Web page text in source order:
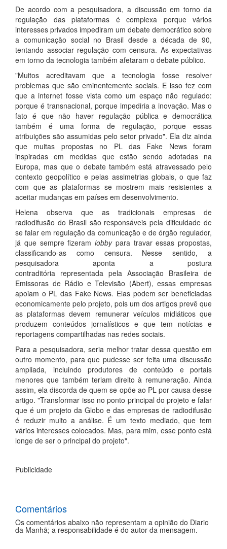
De acordo com a pesquisadora, a discussão em torno da
regulação das plataformas é complexa porque vários
interesses privados impediram um debate democrático sobre
a comunicação social no Brasil desde a década de 90,
tentando associar regulação com censura. As expectativas
em torno da tecnologia também afetaram o debate público.
"Muitos acreditavam que a tecnologia fosse resolver
problemas que são eminentemente sociais. E isso fez com
que a internet fosse vista como um espaço não regulado:
porque é transnacional, porque impediria a inovação. Mas o
fato é que não haver regulação pública e democrática
também é uma forma de regulação, porque essas
atribuições são assumidas pelo setor privado". Ela diz ainda
que muitas propostas no PL das Fake News foram
inspiradas em medidas que estão sendo adotadas na
Europa, mas que o debate também está atravessado pelo
contexto geopolítico e pelas assimetrias globais, o que faz
com que as plataformas se mostrem mais resistentes a
aceitar mudanças em países em desenvolvimento.
Helena observa que as tradicionais empresas de
radiodifusão do Brasil são responsáveis pela dificuldade de
se falar em regulação da comunicação e de órgão regulador,
já que sempre fizeram lobbypara travar essas propostas,
classificando-as como censura. Nesse sentido, a
pesquisadora aponta a postura
contraditória representada pela Associação Brasileira de
Emissoras de Rádio e Televisão (Abert), essas empresas
apoiam o PL das Fake News. Elas podem ser beneficiadas
economicamente pelo projeto, pois um dos artigos prevê que
as plataformas devem remunerar veículos midiáticos que
produzem conteúdos jornalísticos e que tem notícias e
reportagens compartilhadas nas redes sociais.
Para a pesquisadora, seria melhor tratar dessa questão em
outro momento, para que pudesse ser feita uma discussão
ampliada, incluindo produtores de conteúdo e portais
menores que também teriam direito à remuneração. Ainda
assim, ela discorda de quem se opõe ao PL por causa desse
artigo. "Transformar isso no ponto principal do projeto e falar
que é um projeto da Globo e das empresas de radiodifusão
é reduzir muito a análise. É um texto mediado, que tem
vários interesses colocados. Mas, para mim, esse ponto está
longe de ser o principal do projeto".
Publicidade
Comentários
Os comentários abaixo não representam a opinião do Diario
da Manhã; a responsabilidade é do autor da mensagem.